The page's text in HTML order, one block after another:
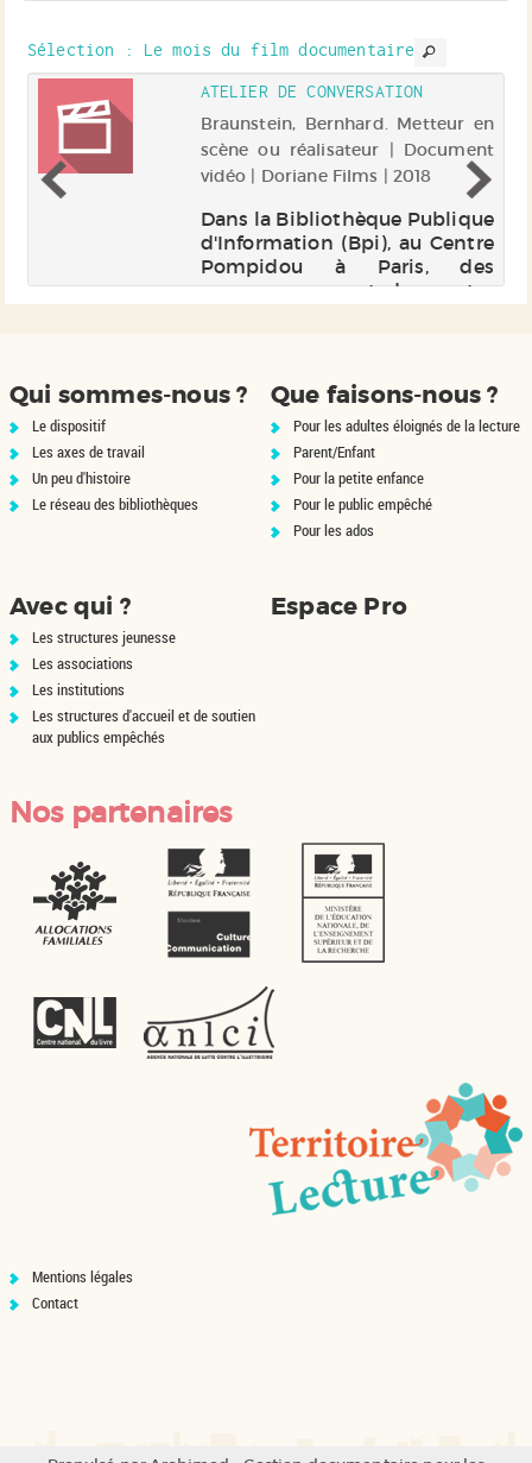
Sélection : Le mois du film documentaire
ATELIER DE CONVERSATION
Braunstein, Bernhard. Metteur en
scène ou réalisateur | Document
vidéo | Doriane Films | 2018
Dans la Bibliothèque Publique
d'Information (Bpi), au Centre
Pompidou à Paris, des
personnes venant des quatre
pour parler français. Les
réfugiés de guer...
Qui sommes-nous ?
Le dispositif
Les axes de travail
Un peu d'histoire
Le réseau des bibliothèques
Que faisons-nous ?
Pour les adultes éloignés de la lecture
Parent/Enfant
Pour la petite enfance
Pour le public empêché
Pour les ados
Avec qui ?
Les structures jeunesse
Les associations
Les institutions
Les structures d'accueil et de soutien
aux publics empêchés
Espace Pro
Nos partenaires
Mentions légales
Contact